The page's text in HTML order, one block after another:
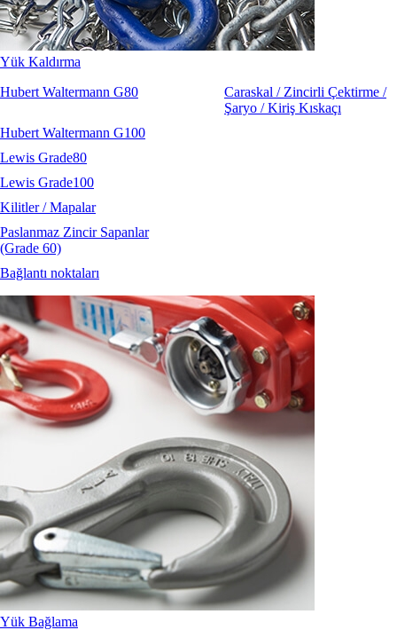
Yük Kaldırma
Hubert Waltermann G80
Hubert Waltermann G100
Lewis Grade80
Lewis Grade100
Kilitler / Mapalar
Paslanmaz Zincir Sapanlar
(Grade 60)
Bağlantı noktaları
Caraskal / Zincirli Çektirme /
Şaryo / Kiriş Kıskaçı
Yük Bağlama